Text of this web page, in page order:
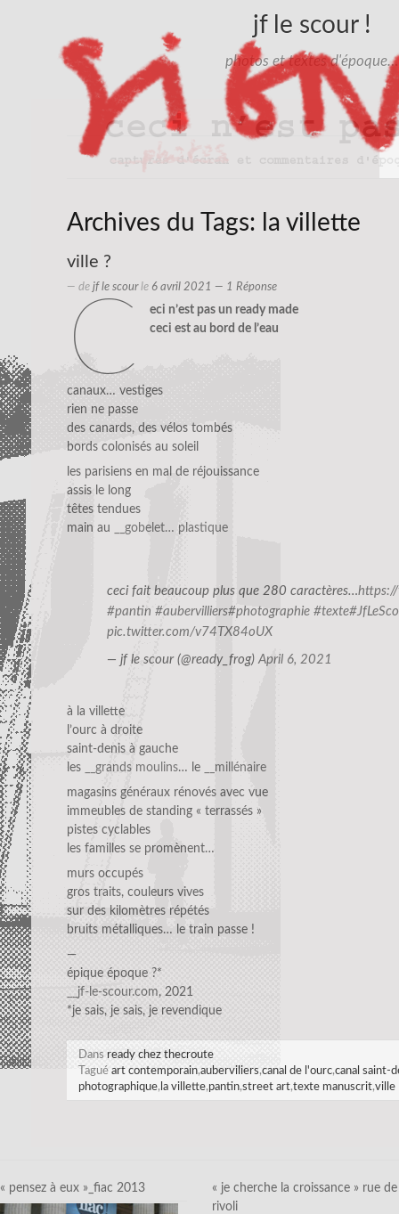
jf le scour !
photos et textes d'époque…
Archives du Tags: la villette
ville ?
— de jf le scourle 6 avril 2021 — 1 Réponse
c
eci n’est pas un ready made
ceci est au bord de l’eau
canaux… vestiges
rien ne passe
des canards, des vélos tombés
bords colonisés au soleil
les parisiens en mal de réjouissance
assis le long
têtes tendues
main au
__gobelet… plastique
ceci fait beaucoup plus que 280 caractères…
#pantin #aubervilliers#photographie #texte
pic.twitter.com/v74TX84oUX
— jf le scour (@ready_frog) April 6, 2021
à la villette
l’ourc à droite
saint-denis à gauche
les
__grands moulins… le
__millénaire
magasins généraux rénovés avec vue
immeubles de standing « terrassés »
pistes cyclables
les familles se promènent…
murs occupés
gros traits, couleurs vives
sur des kilomètres répétés
bruits métalliques… le train passe !
—
épique époque ?*
__jf-le-scour.com, 2021
*je sais, je sais, je revendique
Dans ready chez thecroute
Tagué art contemporain,auberviliers,canal de l'ourc,canal saint-
photographique, la villette,pantin,street art,texte manuscrit,ville
« pensez à eux »_fiac 2013
« je cherche la croissance » rue de
rivoli